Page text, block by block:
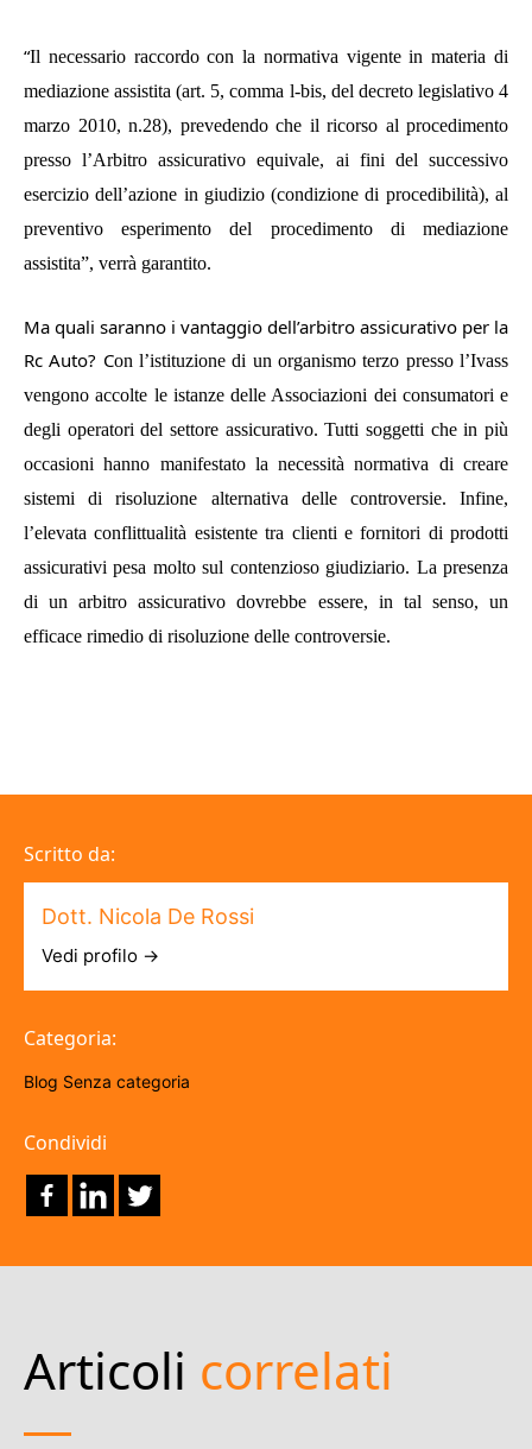
“Il necessario raccordo con la normativa vigente in materia di
mediazione assistita (art. 5, comma l-bis, del decreto legislativo 4
marzo 2010, n.28), prevedendo che il ricorso al procedimento
presso l’Arbitro assicurativo equivale, ai fini del successivo
esercizio dell’azione in giudizio (condizione di procedibilità), al
preventivo esperimento del procedimento di mediazione
assistita”, verrà garantito.
Ma quali saranno i vantaggio dell’arbitro assicurativo per la
Rc Auto? Con l’istituzione di un organismo terzo presso l’Ivass
vengono accolte le istanze delle Associazioni dei consumatori e
degli operatori del settore assicurativo. Tutti soggetti che in più
occasioni hanno manifestato la necessità normativa di creare
sistemi di risoluzione alternativa delle controversie. Infine,
l’elevata conflittualità esistente tra clienti e fornitori di prodotti
assicurativi pesa molto sul contenzioso giudiziario. La presenza
di un arbitro assicurativo dovrebbe essere, in tal senso, un
efficace rimedio di risoluzione delle controversie.
Scritto da:
Dott. Nicola De Rossi
Vedi profilo →
Categoria:
Blog Senza categoria
Condividi
Articoli correlati